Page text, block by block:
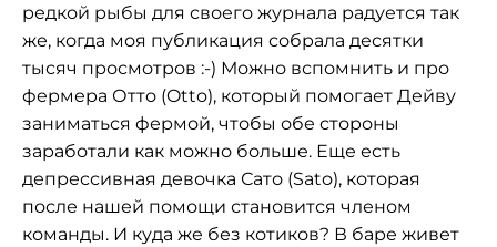
редкой рыбы для своего журнала радуется так
же, когда моя публикация собрала десятки
тысяч просмотров :-) Можно вспомнить и про
фермера Отто (Otto), который помогает Дейву
заниматься фермой, чтобы обе стороны
заработали как можно больше. Еще есть
депрессивная девочка Сато (Sato), которая
после нашей помощи становится членом
команды. И куда же без котиков? В баре живет